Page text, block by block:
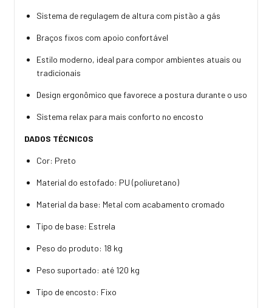
Sistema de regulagem de altura com pistão a gás
Braços fixos com apoio confortável
Estilo moderno, ideal para compor ambientes atuais ou
tradicionais
Design ergonômico que favorece a postura durante o uso
Sistema relax para mais conforto no encosto
DADOS TÉCNICOS
Cor: Preto
Material do estofado: PU (poliuretano)
Material da base: Metal com acabamento cromado
Tipo de base: Estrela
Peso do produto: 18 kg
Peso suportado: até 120 kg
Tipo de encosto: Fixo